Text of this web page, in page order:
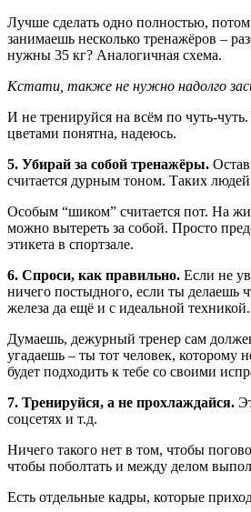
Лучше сделать одно полностью,
занимаешь несколько тренажёров –
нужны 35 кг? Аналогичная схема.
Кстати, также не нужно надолго
И не тренируйся на всём по чуть-
цветами понятна, надеюсь.
5. Убирай за собой тренажёры.
считается дурным тоном. Таких
Особым “шиком” считается пот. На
можно вытереть за собой. Просто
этикета в спортзале.
6. Спроси, как правильно. Если не
ничего постыдного, если ты делаешь
железа да ещё и с идеальной техникой.
Думаешь, дежурный тренер сам
угадаешь – ты тот человек, которому
будет подходить к тебе со своими
7. Тренируйся, а не прохлаждайся.
соцсетях и т.д.
Ничего такого нет в том, чтобы
чтобы поболтать и между делом
Есть отдельные кадры, которые